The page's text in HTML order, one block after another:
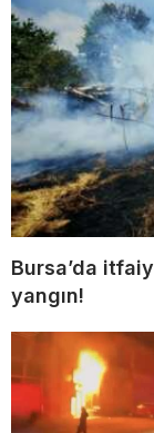
Bursa’da
yangın!